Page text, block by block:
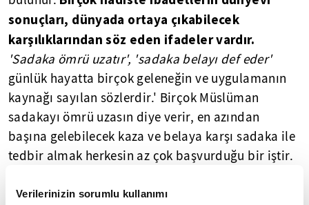
Verilerinizin sorumlu kullanımı
sonuçları, dünyada ortaya çıkabilecek
karşılıklarından söz eden ifadeler vardır.
'Sadaka ömrü uzatır', 'sadaka belayı def eder'
günlük hayatta birçok geleneğin ve uygulamanın
kaynağı sayılan sözlerdir.' Birçok Müslüman
sadakayı ömrü uzasın diye verir, en azından
başına gelebilecek kaza ve belaya karşı sadaka ile
tedbir almak herkesin az çok başvurduğu bir iştir.
veya sadece dünyada bir neden sonuç ilişkisi